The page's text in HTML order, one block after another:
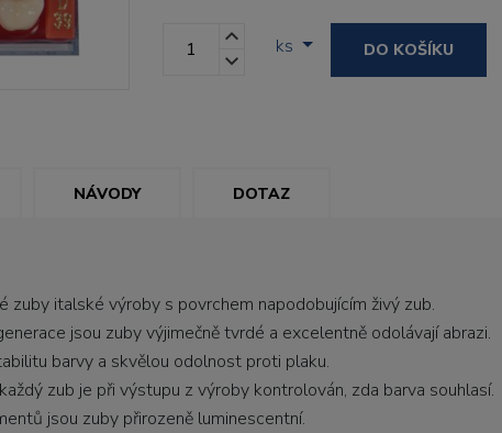
ks DO KOŠÍKU
NÁVODY DOTAZ
italské výroby s povrchem napodobujícím živý zub.
jsou zuby výjimečně tvrdé a excelentně odolávají abrazi.
barvy a skvělou odolnost proti plaku.
zub je při výstupu z výroby kontrolován, zda barva souhlasí.
jsou zuby přirozeně luminescentní.